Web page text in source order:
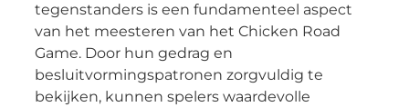
tegenstanders is een fundamenteel aspect
van het meesteren van het Chicken Road
Game. Door hun gedrag en
besluitvormingspatronen zorgvuldig te
bekijken, kunnen spelers waardevolle